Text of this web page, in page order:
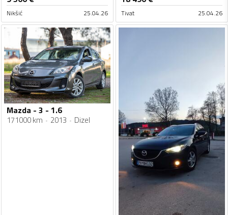
Nikšić 25.04.26 Tivat 25.04.26
Mazda - 3 - 1.6
171000 km 2013 Dizel